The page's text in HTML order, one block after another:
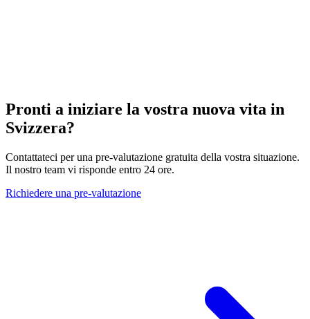
Pronti a iniziare la vostra nuova vita in
Svizzera?
Contattateci per una pre-valutazione gratuita della vostra situazione.
Il nostro team vi risponde entro 24 ore.
Richiedere una pre-valutazione